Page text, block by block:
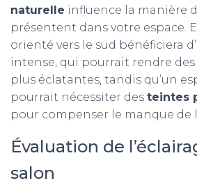
naturelle influence la manière
présentent dans votre espace.
orienté vers le sud bénéficiera
intense, qui pourrait rendre
plus éclatantes, tandis qu’un
pourrait nécessiter des teintes
pour compenser le manque de
Évaluation de
salon